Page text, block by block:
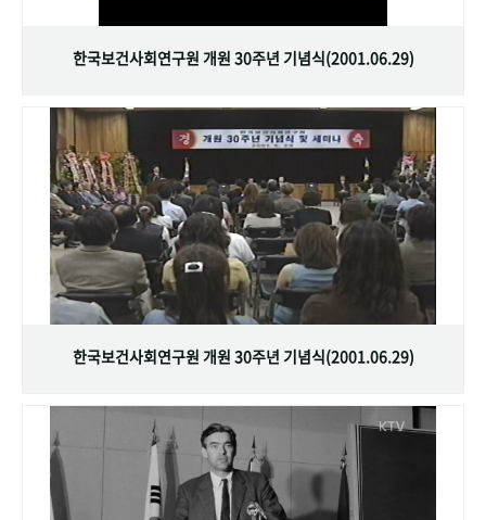
한국보건사회연구원 개원 30주년 기념식(2001.06.29)
한국보건사회연구원 개원 30주년 기념식(2001.06.29)